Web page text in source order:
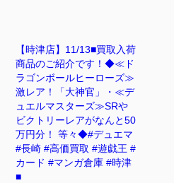
【時津店】11/13■買取入荷
商品のご紹介です！◆≪ド
ラゴンボールヒーローズ≫
激レア！「大神官」・≪デ
ュエルマスターズ≫SRや
ビクトリーレアがなんと50
万円分！ 等々◆#デュエマ
#長崎 #高価買取 #遊戯王 #
カード #マンガ倉庫 #時津
■